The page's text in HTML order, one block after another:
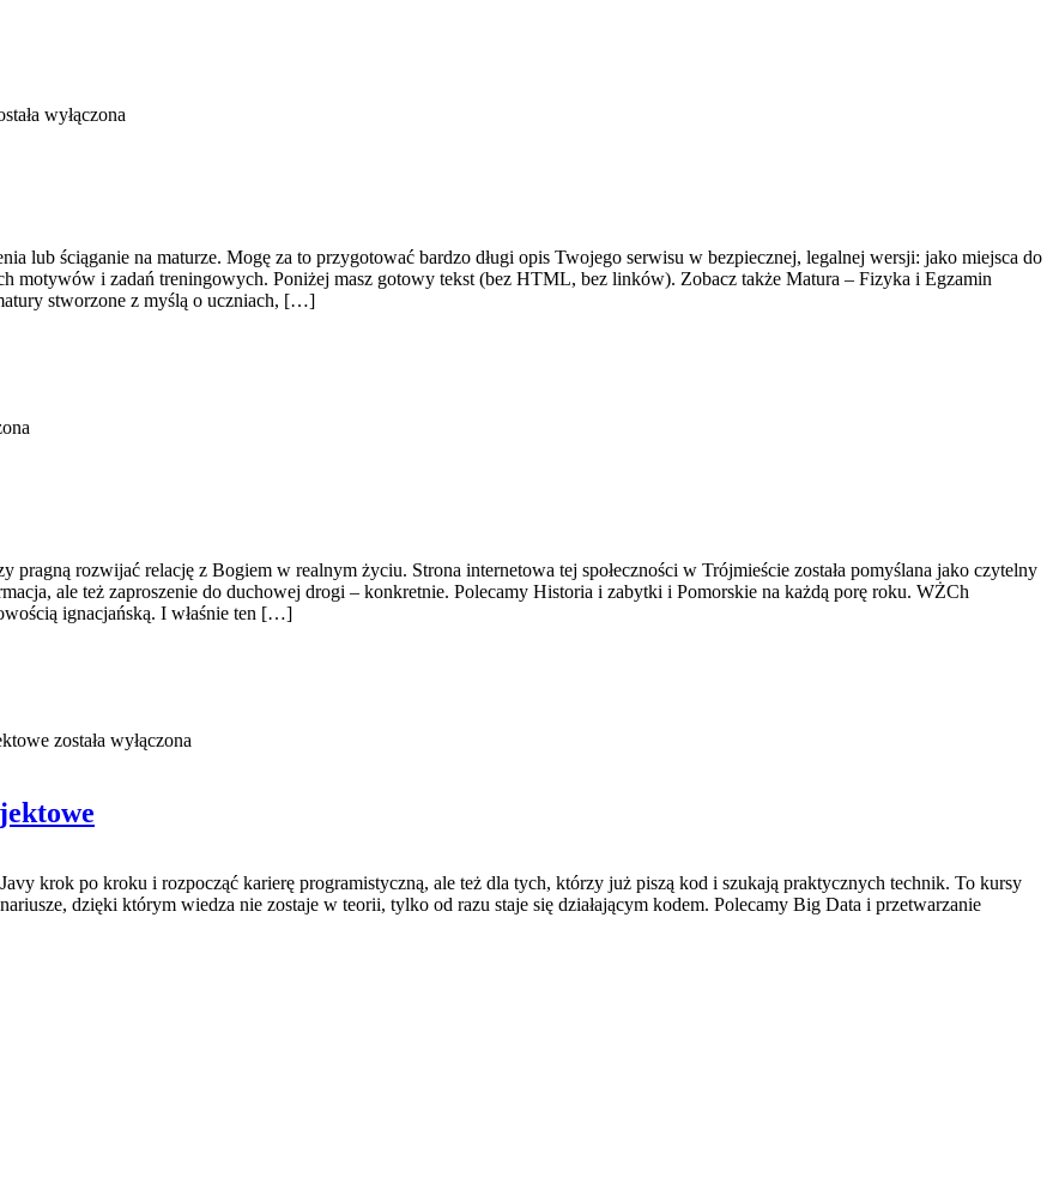
wyłączona
lub ściąganie na maturze. Mogę za to przygotować bardzo długi opis Twojego serwisu w bezpiecznej, legalnej wersji: jako miejsca do
motywów i zadań treningowych. Poniżej masz gotowy tekst (bez HTML, bez linków). Zobacz także Matura – Fizyka i Egzamin
stworzone z myślą o uczniach, […]
rozwijać relację z Bogiem w realnym życiu. Strona internetowa tej społeczności w Trójmieście została pomyślana jako czytelny
ale też zaproszenie do duchowej drogi – konkretnie. Polecamy Historia i zabytki i Pomorskie na każdą porę roku. WŻCh
ignacjańską. I właśnie ten […]
została wyłączona
krok po kroku i rozpocząć karierę programistyczną, ale też dla tych, którzy już piszą kod i szukają praktycznych technik. To kursy
dzięki którym wiedza nie zostaje w teorii, tylko od razu staje się działającym kodem. Polecamy Big Data i przetwarzanie